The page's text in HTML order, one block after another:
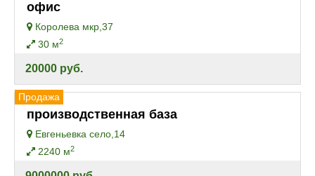
офис
Королева мкр,37
30 м2
20000 руб.
Продажа
производственная база
Евгеньевка село,14
2240 м2